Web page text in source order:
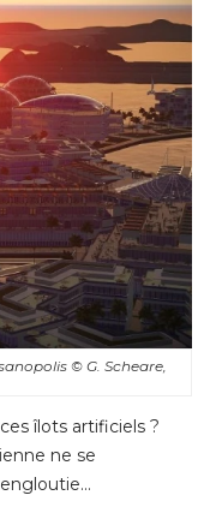
© G. Scheare,
îlots artificiels ?
ne se